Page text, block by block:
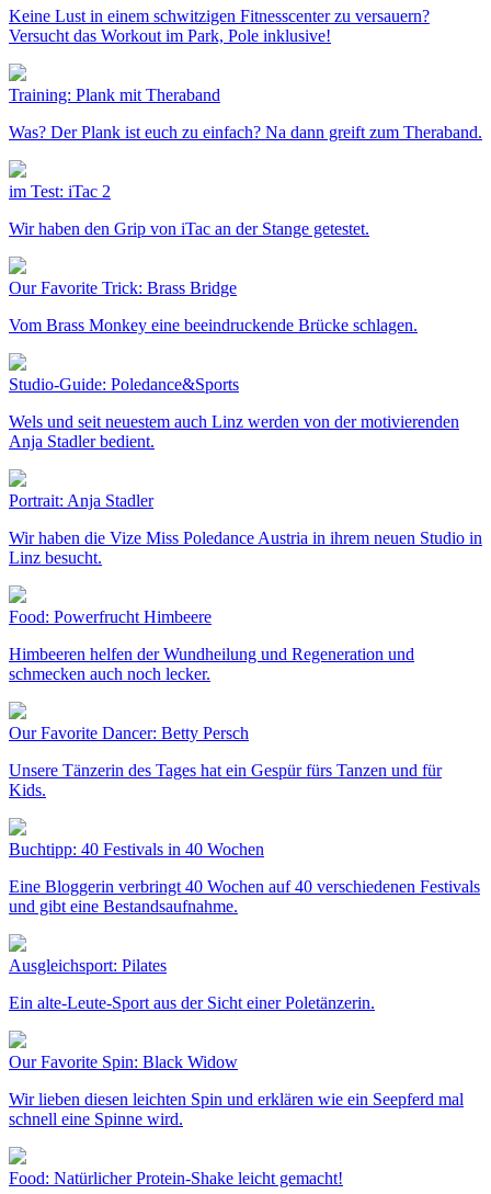
Keine Lust in einem schwitzigen Fitnesscenter zu versauern?
Versucht das Workout im Park, Pole inklusive!
Training: Plank mit Theraband
Was? Der Plank ist euch zu einfach? Na dann greift zum Theraband.
im Test: iTac 2
Wir haben den Grip von iTac an der Stange getestet.
Our Favorite Trick: Brass Bridge
Vom Brass Monkey eine beeindruckende Brücke schlagen.
Studio-Guide: Poledance&Sports
Wels und seit neuestem auch Linz werden von der motivierenden
Anja Stadler bedient.
Portrait: Anja Stadler
Wir haben die Vize Miss Poledance Austria in ihrem neuen Studio in
Linz besucht.
Food: Powerfrucht Himbeere
Himbeeren helfen der Wundheilung und Regeneration und
schmecken auch noch lecker.
Our Favorite Dancer: Betty Persch
Unsere Tänzerin des Tages hat ein Gespür fürs Tanzen und für
Kids.
Buchtipp: 40 Festivals in 40 Wochen
Eine Bloggerin verbringt 40 Wochen auf 40 verschiedenen Festivals
und gibt eine Bestandsaufnahme.
Ausgleichsport: Pilates
Ein alte-Leute-Sport aus der Sicht einer Poletänzerin.
Our Favorite Spin: Black Widow
Wir lieben diesen leichten Spin und erklären wie ein Seepferd mal
schnell eine Spinne wird.
Food: Natürlicher Protein-Shake leicht gemacht!